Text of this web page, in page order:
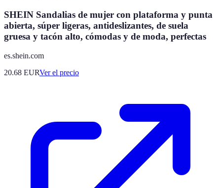
SHEIN Sandalias de mujer con plataforma y punta
abierta, súper ligeras, antideslizantes, de suela
gruesa y tacón alto, cómodas y de moda, perfectas
es.shein.com
20.68 EURVer el precio